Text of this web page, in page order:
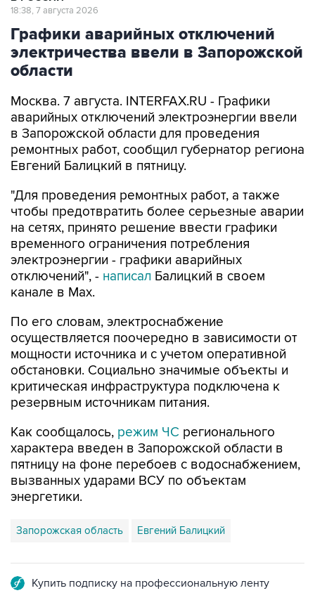
Графики аварийных отключений
электричества ввели в Запорожской
области
Москва. 7 августа. INTERFAX.RU - Графики
в Запорожской области для проведения
ремонтных работ, сообщил губернатор региона
Евгений Балицкий в пятницу.
"Для проведения ремонтных работ, а также
на сетях, принято решение ввести графики
временного ограничения потребления
электроэнергии - графики аварийных
отключений", -написалБалицкий в своем
канале в Max.
По его словам, электроснабжение
мощности источника и с учетом оперативной
обстановки. Социально значимые объекты и
критическая инфраструктура подключена к
резервным источникам питания.
Как сообщалось,режим ЧСрегионального
пятницу на фоне перебоев с водоснабжением,
вызванных ударами ВСУ по объектам
энергетики.
Запорожская область
Подписаться на рассылку главных новостей сайта